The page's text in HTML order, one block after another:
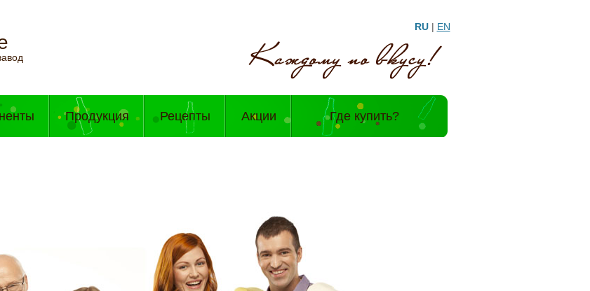
RU| EN
Продукция Рецепты Акции Где купить?